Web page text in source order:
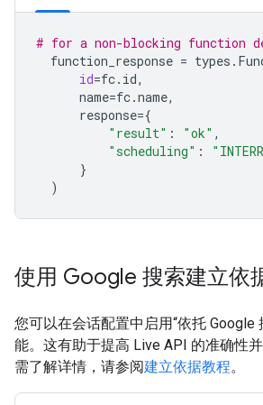
# for a non-blocking function
function_response = types .
id=fc. id,
name=fc.name,
response={
"result" : "ok" ,
"scheduling" :
}
)
使用 Google 搜索建立依
您可以在会话配置中启用“依托 Google
能。这有助于提高 Live API 的准确性
需了解详情，请参阅建立依据教程。